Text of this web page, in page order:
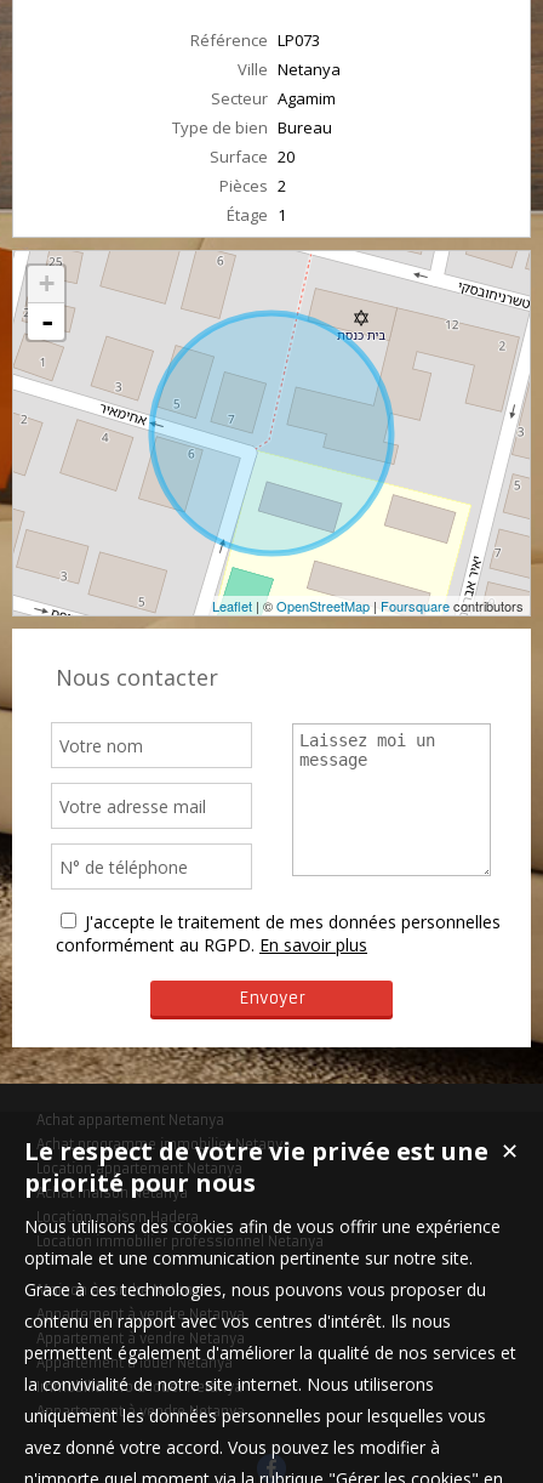
Référence LP073
Ville Netanya
Secteur Agamim
Type de bien Bureau
Surface 20
Pièces 2
Étage 1
+
-
Leaflet | ©OpenStreetMap | Foursquarecontributors
Nous contacter
J'accepte le traitement de mes données personnelles
conformément au RGPD. En savoir plus
Achat appartement Netanya
Achat programme immobilier Netanya
Location appartement Netanya
Achat maison Netanya
Location maison Hadera
Location immobilier professionnel Netanya
Maison à vendre Netanya
Appartement à vendre Netanya
Appartement à vendre Netanya
Appartement à louer Netanya
Immobilier Pro à louer Netanya
Appartement à vendre Netanya
✕
Le respect de votre vie privée est une
priorité pour nous
Nous utilisons des cookies afin de vous offrir une expérience
optimale et une communication pertinente sur notre site.
Grace à ces technologies, nous pouvons vous proposer du
contenu en rapport avec vos centres d'intérêt. Ils nous
permettent également d'améliorer la qualité de nos services et
la convivialité de notre site internet. Nous utiliserons
uniquement les données personnelles pour lesquelles vous
avez donné votre accord. Vous pouvez les modifier à